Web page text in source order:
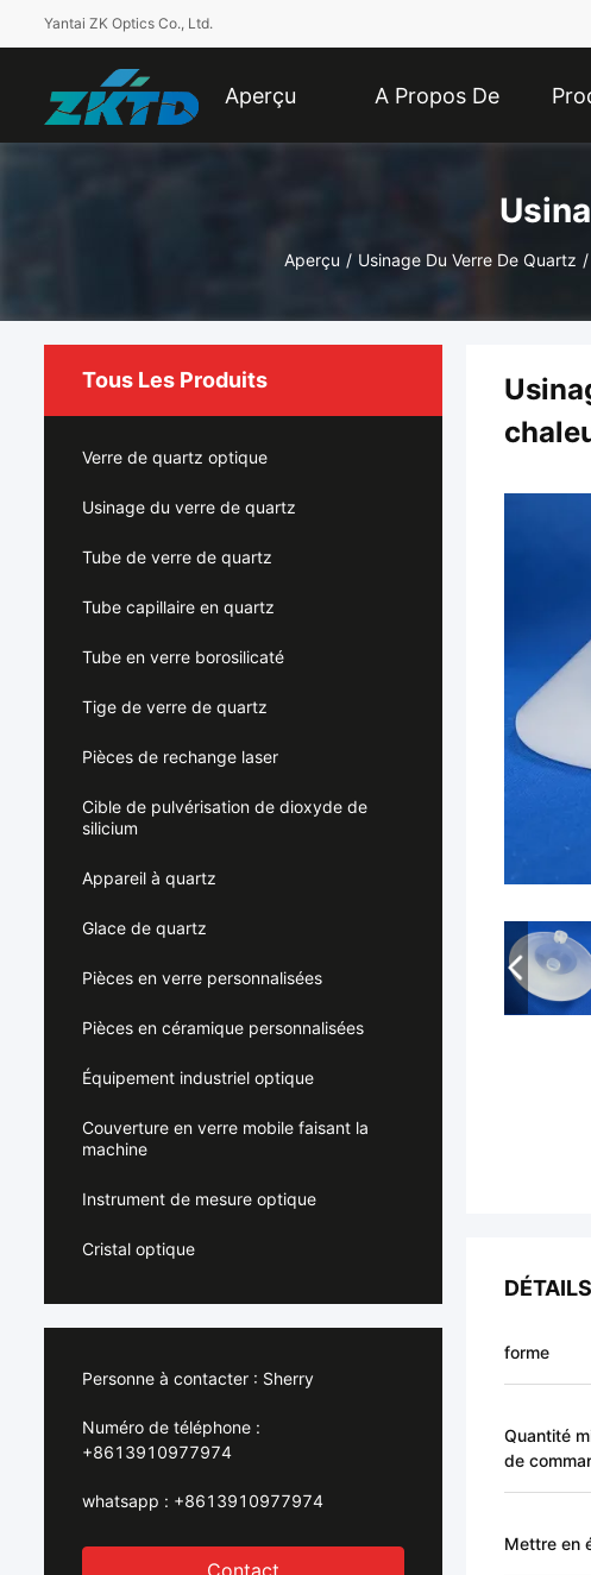
Yantai ZK Optics Co., Ltd.
Aperçu A Propos De
Aperçu / Usinage Du Verre De Quartz /
Tous Les Produits
Verre de quartz optique
Usinage du verre de quartz
Tube de verre de quartz
Tube capillaire en quartz
Tube en verre borosilicaté
Tige de verre de quartz
Pièces de rechange laser
Cible de pulvérisation de dioxyde de
silicium
Appareil à quartz
Glace de quartz
Pièces en verre personnalisées
Pièces en céramique personnalisées
Équipement industriel optique
Couverture en verre mobile faisant la
machine
Instrument de mesure optique
Cristal optique
Personne à contacter : Sherry
Numéro de téléphone :
+8613910977974
whatsapp : +8613910977974
Contact
forme
Quantité
de
Mettre en